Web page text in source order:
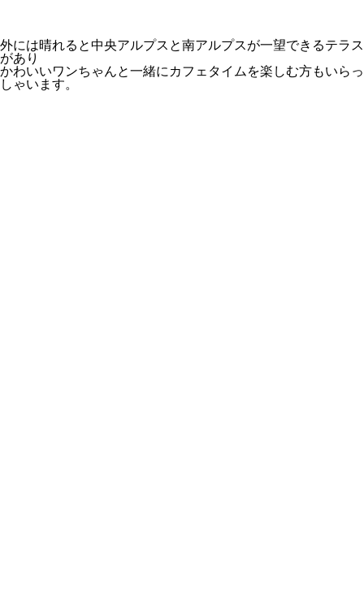
外には晴れると中央アルプスと南アルプスが一望できるテラス
があり
かわいいワンちゃんと一緒にカフェタイムを楽しむ方もいらっ
しゃいます。